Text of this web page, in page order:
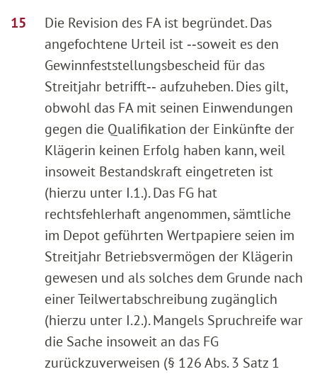
Die Revision des FA ist begründet. Das
angefochtene Urteil ist ‑‑soweit es den
Gewinnfeststellungsbescheid für das
Streitjahr betrifft‑‑ aufzuheben. Dies gilt,
obwohl das FA mit seinen Einwendungen
gegen die Qualifikation der Einkünfte der
Klägerin keinen Erfolg haben kann, weil
insoweit Bestandskraft eingetreten ist
(hierzu unter I.1.). Das FG hat
rechtsfehlerhaft angenommen, sämtliche
im Depot geführten Wertpapiere seien im
Streitjahr Betriebsvermögen der Klägerin
gewesen und als solches dem Grunde nach
einer Teilwertabschreibung zugänglich
(hierzu unter I.2.). Mangels Spruchreife war
die Sache insoweit an das FG
zurückzuverweisen (§ 126 Abs. 3 Satz 1